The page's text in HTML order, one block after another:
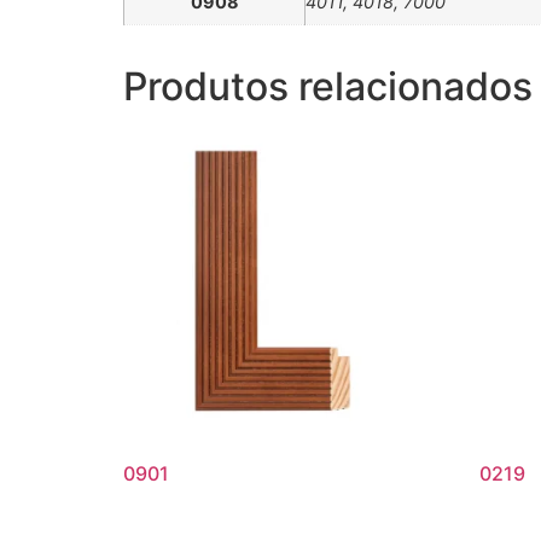
Produtos relacionados
0901 0219